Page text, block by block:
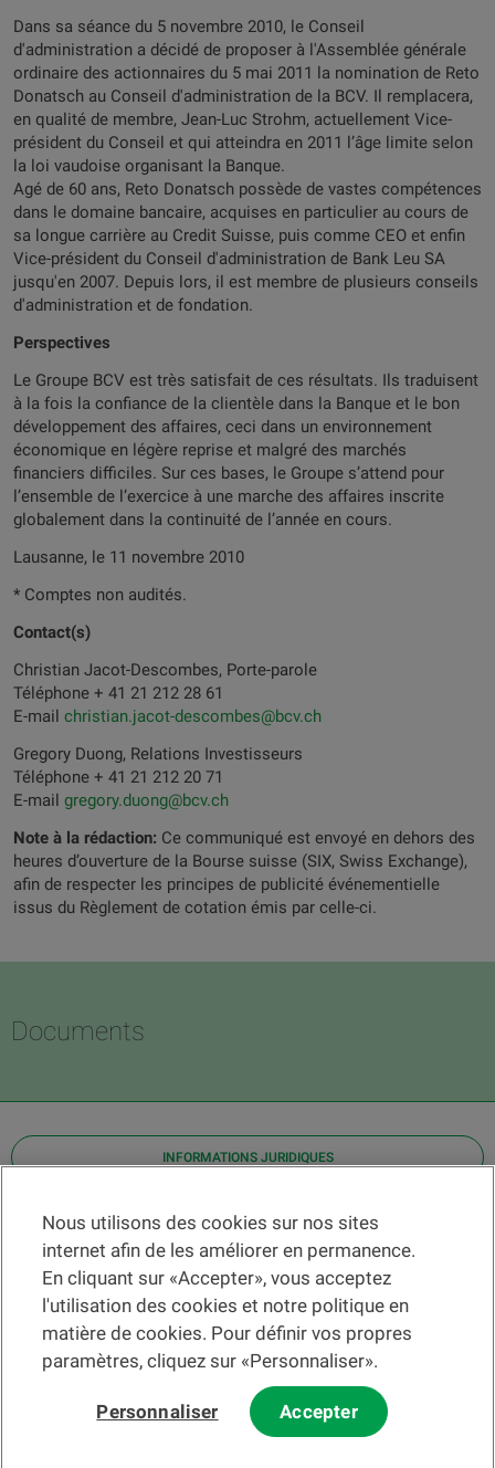
Dans sa séance du 5 novembre 2010, le Conseil
d'administration a décidé de proposer à l'Assemblée générale
ordinaire des actionnaires du 5 mai 2011 la nomination de Reto
Donatsch au Conseil d'administration de la BCV. Il remplacera,
en qualité de membre, Jean-Luc Strohm, actuellement Vice-
président du Conseil et qui atteindra en 2011 l’âge limite selon
la loi vaudoise organisant la Banque.
Agé de 60 ans, Reto Donatsch possède de vastes compétences
dans le domaine bancaire, acquises en particulier au cours de
sa longue carrière au Credit Suisse, puis comme CEO et enfin
Vice-président du Conseil d'administration de Bank Leu SA
jusqu'en 2007. Depuis lors, il est membre de plusieurs conseils
d'administration et de fondation.
Perspectives
Le Groupe BCV est très satisfait de ces résultats. Ils traduisent
à la fois la confiance de la clientèle dans la Banque et le bon
développement des affaires, ceci dans un environnement
économique en légère reprise et malgré des marchés
financiers difficiles. Sur ces bases, le Groupe s’attend pour
l’ensemble de l’exercice à une marche des affaires inscrite
globalement dans la continuité de l’année en cours.
Lausanne, le 11 novembre 2010
* Comptes non audités.
Contact(s)
Christian Jacot-Descombes, Porte-parole
Téléphone + 41 21 212 28 61
E-mail christian.jacot-descombes@bcv.ch
Gregory Duong, Relations Investisseurs
Téléphone + 41 21 212 20 71
E-mail gregory.duong@bcv.ch
Note à la rédaction: Ce communiqué est envoyé en dehors des
heures d’ouverture de la Bourse suisse (SIX, Swiss Exchange),
afin de respecter les principes de publicité événementielle
issus du Règlement de cotation émis par celle-ci.
Documents
INFORMATIONS JURIDIQUES
Contact
Localiser une agence
Aide
Actualités
Taux de change
Nous utilisons des cookies sur nos sites
internet afin de les améliorer en permanence.
En cliquant sur «Accepter», vous acceptez
l'utilisation des cookies et notre politique en
matière de cookies. Pour définir vos propres
paramètres, cliquez sur «Personnaliser».
Personnaliser Accepter